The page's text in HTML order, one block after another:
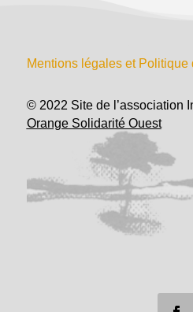
Mentions légales et Politique
© 2022 Site de l’association
Orange Solidarité Ouest